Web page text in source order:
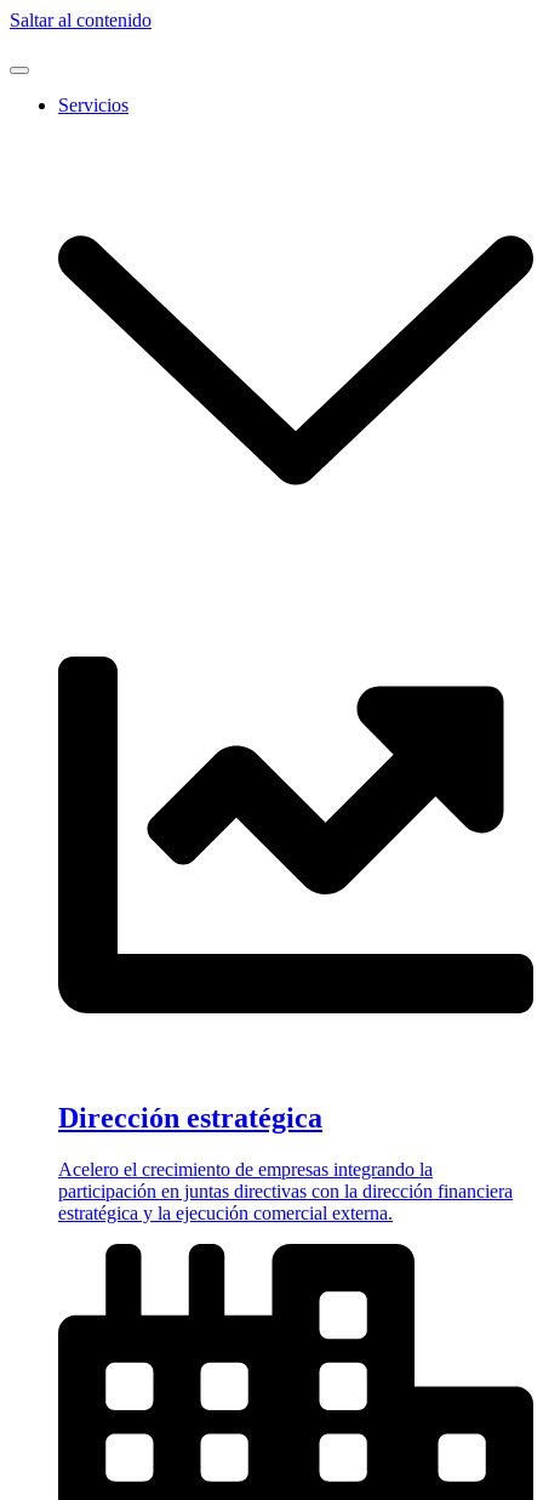
Saltar al contenido
Servicios
Dirección estratégica
Acelero el crecimiento de empresas integrando la
participación en juntas directivas con la dirección financiera
estratégica y la ejecución comercial externa.